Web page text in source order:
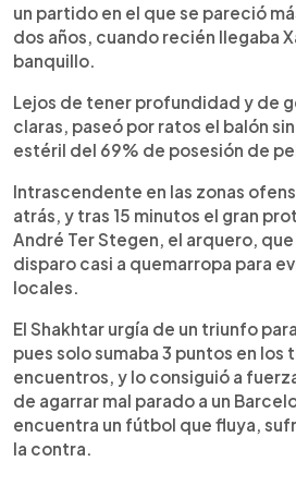
un partido en el que se pareció
dos años, cuando recién llegaba
banquillo.
Lejos de tener profundidad y de
claras, paseó por ratos el balón
estéril del 69% de posesión de
Intrascendente en las zonas
atrás, y tras 15 minutos el gran
André Ter Stegen, el arquero, que
disparo casi a quemarropa para
locales.
El Shakhtar urgía de un triunfo
pues solo sumaba 3 puntos en los
encuentros, y lo consiguió a
de agarrar mal parado a un
encuentra un fútbol que fluya,
la contra.